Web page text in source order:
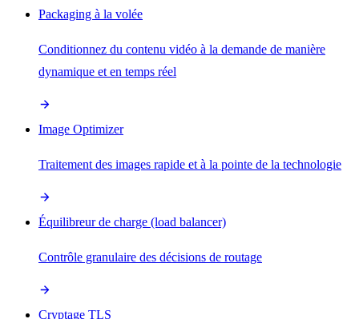
Packaging à la volée
Conditionnez du contenu vidéo à la demande de manière
dynamique et en temps réel
Image Optimizer
Traitement des images rapide et à la pointe de la technologie
Équilibreur de charge (load balancer)
Contrôle granulaire des décisions de routage
Cryptage TLS